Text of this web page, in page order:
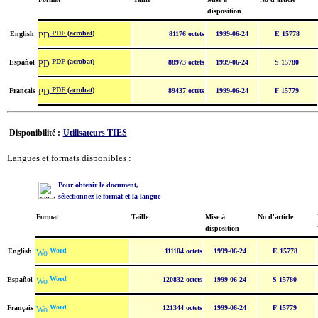
disposition
English PDF (acrobat) 81176 octets 1999-06-24 E 15778
Español PDF (acrobat) 88973 octets 1999-06-24 S 15780
Français PDF (acrobat) 89437 octets 1999-06-24 F 15779
Disponibilité : Utilisateurs TIES
Langues et formats disponibles :
Pour obtenir le document,
sélectionnez le format et la langue
Format Taille
Mise à
disposition
No d'article
English Word 111104 octets 1999-06-24 E 15778
Español Word 120832 octets 1999-06-24 S 15780
Français Word 121344 octets 1999-06-24 F 15779